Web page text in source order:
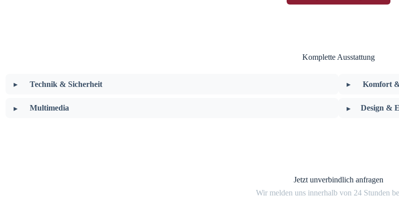
Komplette Ausstattung
Technik & Sicherheit
Multimedia
Komfort
Design &
Jetzt unverbindlich anfragen
Wir melden uns innerhalb von 24 Stunden